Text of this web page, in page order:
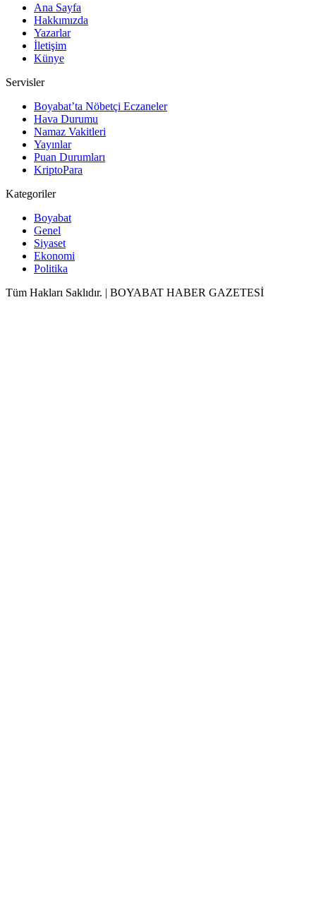
Ana Sayfa
Hakkımızda
Yazarlar
İletişim
Künye
Servisler
Boyabat’ta Nöbetçi Eczaneler
Hava Durumu
Namaz Vakitleri
Yayınlar
Puan Durumları
KriptoPara
Kategoriler
Boyabat
Genel
Siyaset
Ekonomi
Politika
Tüm Hakları Saklıdır. | BOYABAT HABER GAZETESİ